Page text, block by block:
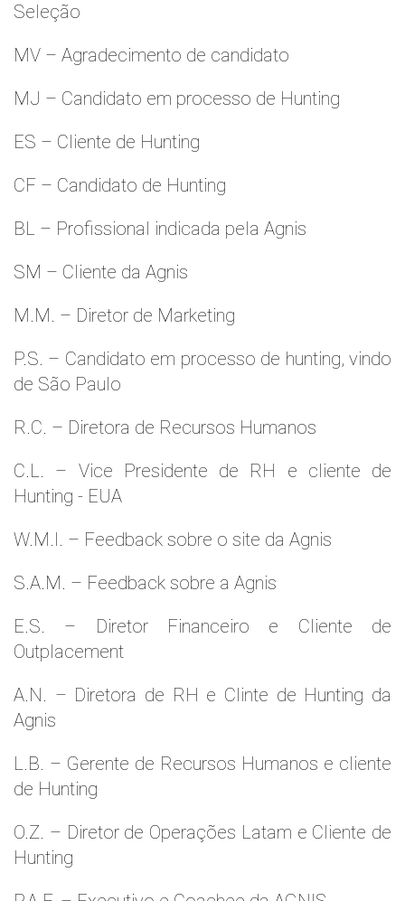
Seleção
MV – Agradecimento de candidato
MJ – Candidato em processo de Hunting
ES – Cliente de Hunting
CF – Candidato de Hunting
BL – Profissional indicada pela Agnis
SM – Cliente da Agnis
M.M. – Diretor de Marketing
P.S. – Candidato em processo de hunting, vindo
de São Paulo
R.C. – Diretora de Recursos Humanos
C.L. – Vice Presidente de RH e cliente de
Hunting - EUA
W.M.l. – Feedback sobre o site da Agnis
S.A.M. – Feedback sobre a Agnis
E.S. – Diretor Financeiro e Cliente de
Outplacement
A.N. – Diretora de RH e Clinte de Hunting da
Agnis
L.B. – Gerente de Recursos Humanos e cliente
de Hunting
O.Z. – Diretor de Operações Latam e Cliente de
Hunting